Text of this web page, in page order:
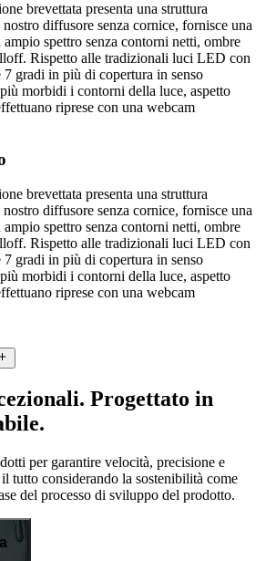
brevettata presenta una struttura
diffusore senza cornice, fornisce una
spettro senza contorni netti, ombre
Rispetto alle tradizionali luci LED con
gradi in più di copertura in senso
morbidi i contorni della luce, aspetto
riprese con una webcam
brevettata presenta una struttura
diffusore senza cornice, fornisce una
spettro senza contorni netti, ombre
Rispetto alle tradizionali luci LED con
gradi in più di copertura in senso
morbidi i contorni della luce, aspetto
riprese con una webcam
Progettato in
per garantire velocità, precisione e
tutto considerando la sostenibilità come
del processo di sviluppo del prodotto.